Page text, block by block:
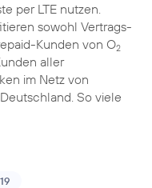
per LTE nutzen.
sowohl Vertrags-
Kunden von O2
aller
im Netz von
So viele